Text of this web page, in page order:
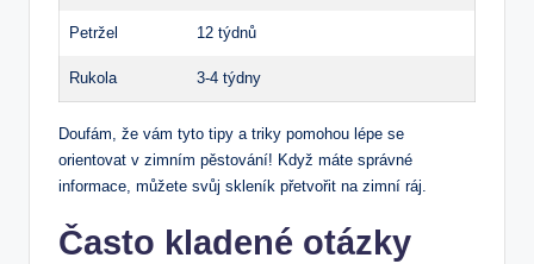
Petržel 12 týdnů
Rukola 3-4 týdny
Doufám, že vám tyto tipy a triky pomohou lépe se
orientovat v zimním pěstování! Když máte správné
informace, můžete svůj skleník přetvořit na zimní ráj.
Často kladené otázky